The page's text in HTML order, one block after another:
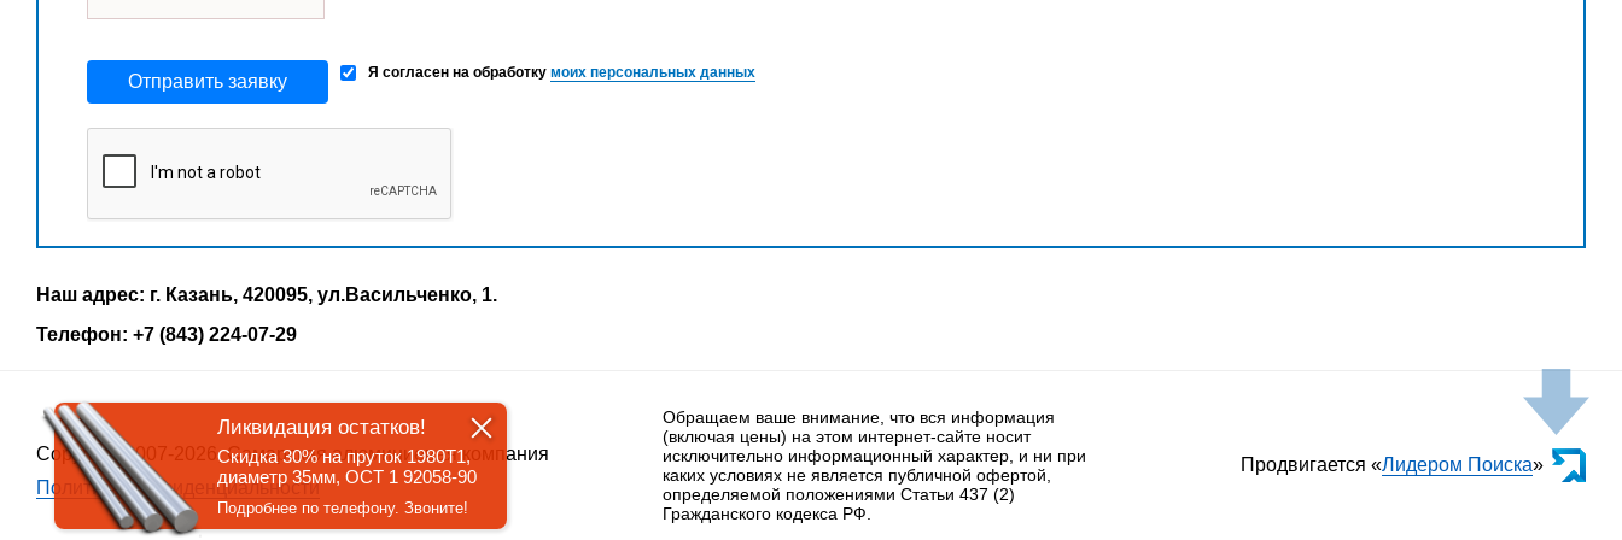
Отправить заявку Я согласен на обработку моих персональных данных
Наш адрес: г. Казань, 420095, ул.Васильченко, 1.
Телефон: +7 (843) 224-07-29
Copyrigth 2007-2026, Самарская алюминиевая компания
Политика конфиденциальности
Обращаем ваше внимание, что вся информация
(включая цены) на этом интернет-сайте носит
исключительно информационный характер, и ни при
каких условиях не является публичной офертой,
определяемой положениями Статьи 437 (2)
Гражданского кодекса РФ.
Продвигается «Лидером Поиска»
Ликвидация остатков!
Скидка 30% на пруток 1980Т1,
диаметр 35мм, ОСТ 1 92058-90
Подробнее по телефону. Звоните!